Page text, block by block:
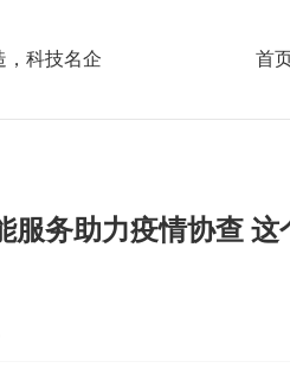
，科技名企 首
服务助力疫情协查